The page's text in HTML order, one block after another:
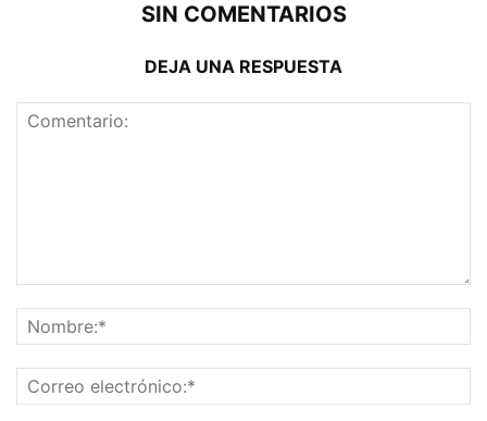
SIN COMENTARIOS
DEJA UNA RESPUESTA